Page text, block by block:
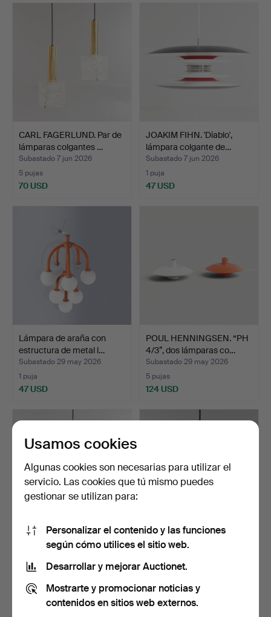
CARL FAGERLUND. Par de
lámparas colgantes …
Subastado 7 jun 2026
5 pujas
70 USD
JOAKIM FIHN. 'Diablo',
lámpara colgante de…
Subastado 7 jun 2026
1 puja
47 USD
Lámpara de araña con
estructura de metal l…
Subastado 29 may 2026
1 puja
47 USD
POUL HENNINGSEN. “PH
4/3”, dos lámparas co…
Subastado 29 may 2026
5 pujas
124 USD
VERNER PANTON. "FUN
1DM", lámpara de techo…
Subastado 29 may 2026
617 USD
JO HAMMERBORG.
…
Subastado 28 may 2026
78 USD
Usamos cookies
Algunas cookies son necesarias para utilizar el
servicio. Las cookies que tú mismo puedes
gestionar se utilizan para:
Personalizar el contenido y las funciones
según cómo utilices el sitio web.
Desarrollar y mejorar Auctionet.
Mostrarte y promocionar noticias y
contenidos en sitios web externos.